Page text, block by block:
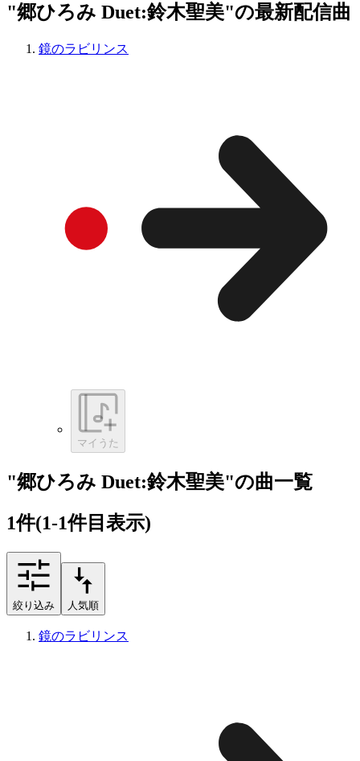
"郷ひろみ Duet:鈴木聖美"の最新配信曲
鏡のラビリンス
マイうた
"郷ひろみ Duet:鈴木聖美"の曲一覧
1件(1-1件目表示)
絞り込み 人気順
鏡のラビリンス